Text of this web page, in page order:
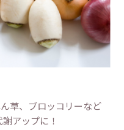
草、ブロッコリーなど
アップに！